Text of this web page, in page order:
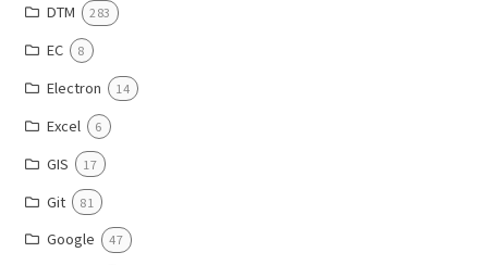
DTM 283
EC 8
Electron 14
Excel 6
GIS 17
Git 81
Google 47